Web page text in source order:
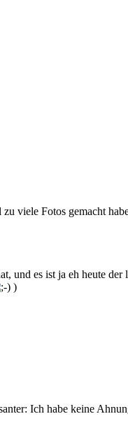
viele Fotos gemacht
es ist ja eh heute
)
Ich habe keine